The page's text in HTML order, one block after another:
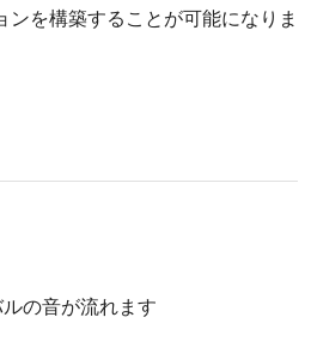
ンを構築することが可能になりま
の音が流れます